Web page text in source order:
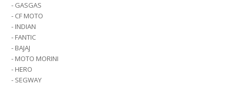
- GASGAS
- CF MOTO
- INDIAN
- FANTIC
- BAJAJ
- MOTO MORINI
- HERO
- SEGWAY